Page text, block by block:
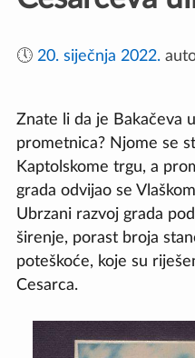
🕔 20. siječnja 2022.
Znate li da je Bakačeva
prometnica? Njome se
Kaptolskome trgu, a
grada odvijao se
Ubrzani razvoj grada
širenje, porast broja
poteškoće, koje su
Cesarca.